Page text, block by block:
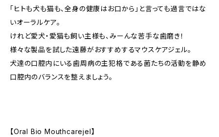
「ヒトも犬も猫も、全身の健康はお口から」と言っても過言ではな
いオーラルケア。
けれど愛犬・愛猫も飼い主様も、みーんな苦手な歯磨き！
様々な製品を試した遠藤がおすすめするマウスケアジェル。
犬達の口腔内にいる歯周病の主犯格である菌たちの活動を静め
口腔内のバランスを整えましょう。
【Oral Bio Mouthcarejel】